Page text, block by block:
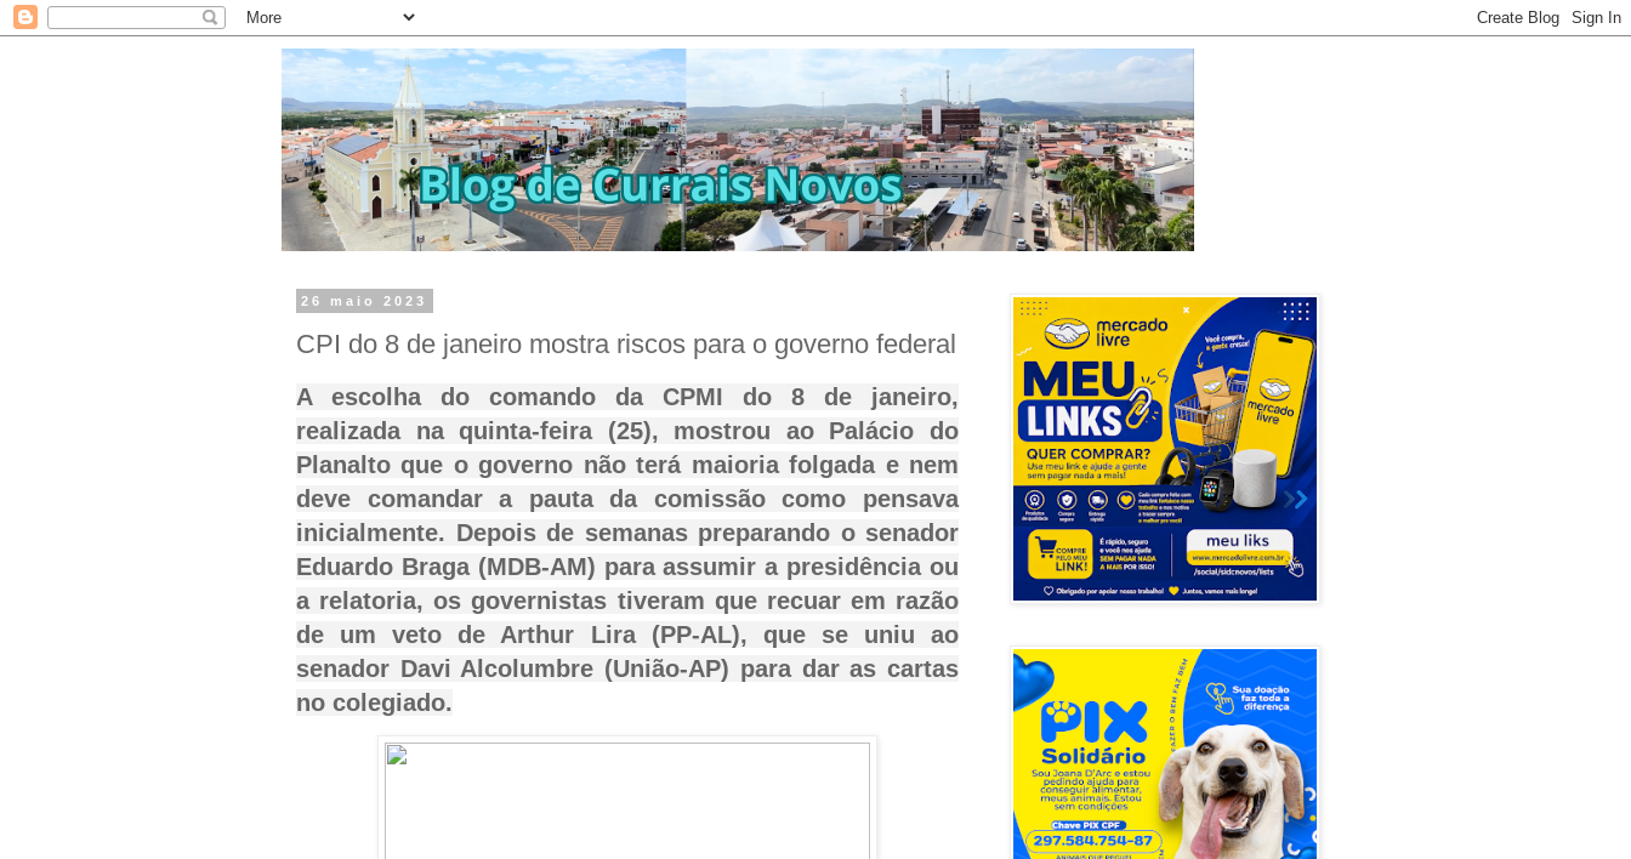
26 maio 2023
CPI do 8 de janeiro mostra riscos para o governo federal
A escolha do comando da CPMI do 8 de janeiro,
realizada na quinta-feira (25), mostrou ao Palácio do
Planalto que o governo não terá maioria folgada e nem
deve comandar a pauta da comissão como pensava
inicialmente. Depois de semanas preparando o senador
Eduardo Braga (MDB-AM) para assumir a presidência ou
a relatoria, os governistas tiveram que recuar em razão
de um veto de Arthur Lira (PP-AL), que se uniu ao
senador Davi Alcolumbre (União-AP) para dar as cartas
no colegiado.